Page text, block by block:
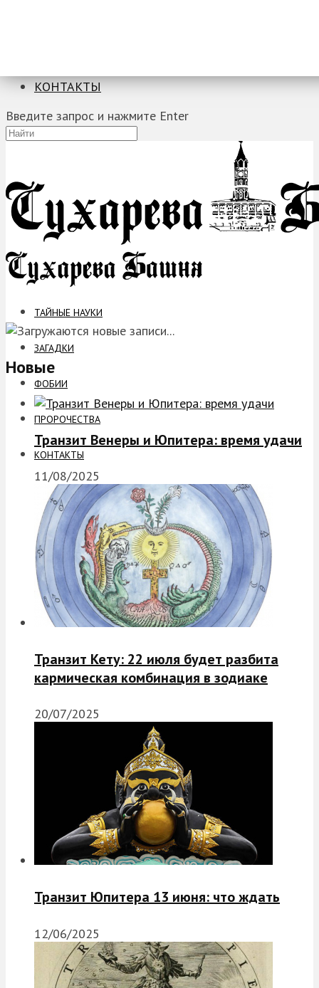
КОНТАКТЫ
Введите запрос и нажмите Enter
ТАЙНЫЕ НАУКИ
ЗАГАДКИ
ФОБИИ
ПРОРОЧЕСТВА
КОНТАКТЫ
Новые
Транзит Венеры и Юпитера: время удачи
11/08/2025
Транзит Кету: 22 июля будет разбита
кармическая комбинация в зодиаке
20/07/2025
Транзит Юпитера 13 июня: что ждать
12/06/2025